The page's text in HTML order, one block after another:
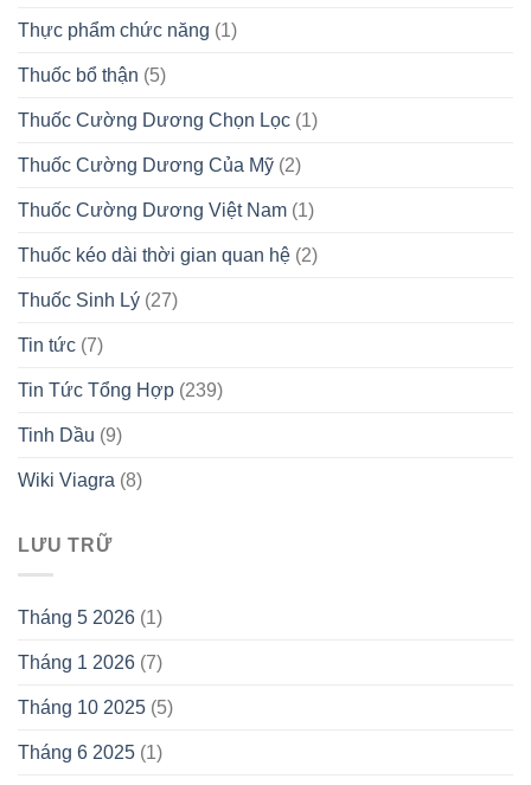
Thực phẩm chức năng (1)
Thuốc bổ thận (5)
Thuốc Cường Dương Chọn Lọc (1)
Thuốc Cường Dương Của Mỹ (2)
Thuốc Cường Dương Việt Nam (1)
Thuốc kéo dài thời gian quan hệ (2)
Thuốc Sinh Lý (27)
Tin tức (7)
Tin Tức Tổng Hợp (239)
Tinh Dầu (9)
Wiki Viagra (8)
LƯU TRỮ
Tháng 5 2026 (1)
Tháng 1 2026 (7)
Tháng 10 2025 (5)
Tháng 6 2025 (1)